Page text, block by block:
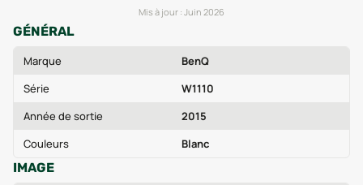
Mis à jour : Juin 2026
GÉNÉRAL
Marque
BenQ
Série
W1110
Année de sortie
2015
Couleurs
Blanc
IMAGE